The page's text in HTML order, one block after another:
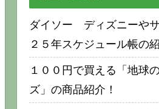
ダイソー ディズニーや
２５年スケジュール帳の紹
１００円で買える「地球
ズ」の商品紹介！